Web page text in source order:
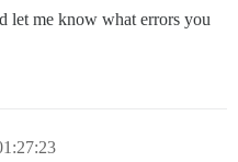
let me know what errors you